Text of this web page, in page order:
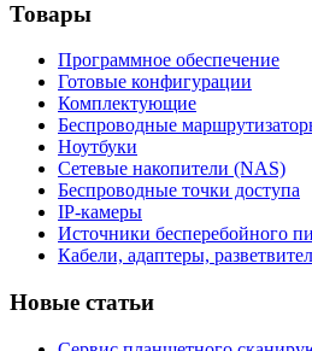
Товары
Программное обеспечение
Готовые конфигурации
Комплектующие
Беспроводные
Ноутбуки
Сетевые накопители (NAS)
Беспроводные точки доступа
IP-камеры
Источники бесперебойного
Кабели, адаптеры,
Новые статьи